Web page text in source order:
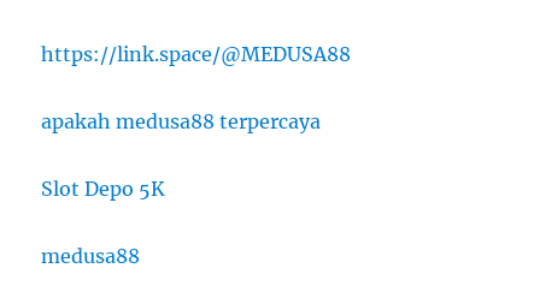
https://link.space/@MEDUSA88
apakah medusa88 terpercaya
Slot Depo 5K
medusa88